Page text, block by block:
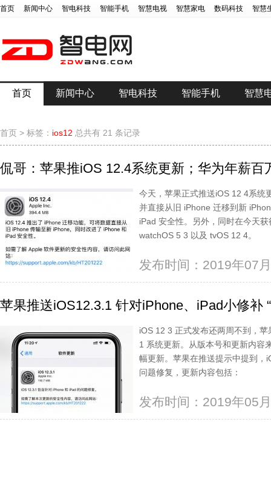
首页 新闻中心 智电科技 智能手机 智慧电视 智慧家电 数码科技 智慧
首页 新闻中心 智电科技 智能手机 智慧
首页 > 标签： ios12 总共有 21 条记录
侃哥：苹果推iOS 12.4系统更新；华为年薪百
今天，苹果正式推送iOS 12 4系统
并直接从旧 iPhone 迁移到新
iPad 安全性。另外，同时在今天
watchOS 5 3 以及 tvOS 12 4。
发布时间：2019年07
苹果推送iOS12.3.1 针对iPhone、iPad小修补
iOS 12 3 正式发布还两周不到，
1 系统更新。从版本号和更新内容
幅更新。苹果在推送提示中提到
问题修复，更新内容包括：
发布时间：2019年05